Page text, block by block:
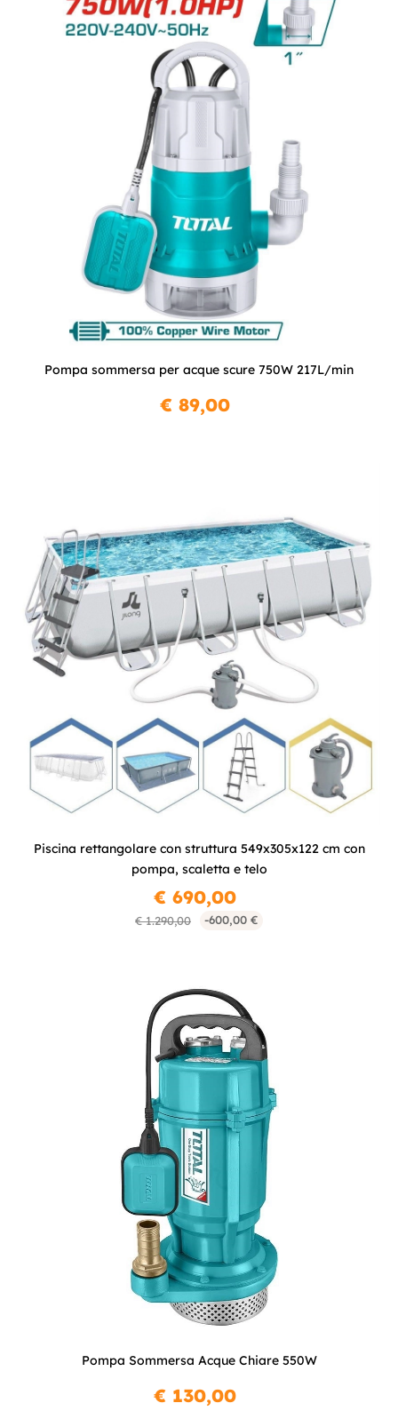
Pompa sommersa per acque scure 750W 217L/min
€ 89,00
Piscina rettangolare con struttura 549x305x122 cm con
pompa, scaletta e telo
€ 1.290,00 -600,00 €
€ 690,00
Pompa Sommersa Acque Chiare 550W
€ 130,00